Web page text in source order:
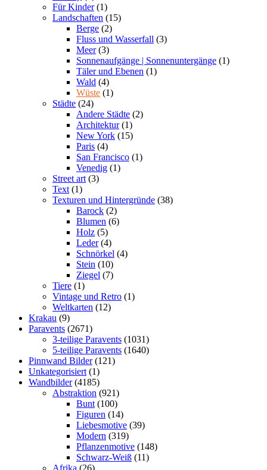
Für Kinder (1)
Landschaften (15)
Berge (2)
Fluss und Wasserfall (3)
Meer (3)
Sonnenaufgänge | Sonnenuntergänge (1)
Täler und Ebenen (1)
Wald (4)
Wüste (1)
Städte (24)
Andere Städte (2)
Architektur (1)
New York (15)
Paris (4)
San Francisco (1)
Venedig (1)
Street art (3)
Text (1)
Texturen und Hintergründe (38)
Barock (2)
Blumen (6)
Holz (5)
Leder (4)
Schnörkel (4)
Stein (10)
Ziegel (7)
Tiere (1)
Vintage und Retro (1)
Weltkarten (12)
Krakau (9)
Paravents (2671)
3-teilige Paravents (1031)
5-teilige Paravents (1640)
Pinnwand Bilder (121)
Unkategorisiert (1)
Wandbilder (4185)
Abstraktion (921)
Bunt (100)
Figuren (14)
Liebesmotive (39)
Modern (319)
Pflanzenmotive (148)
Schwarz-Weiß (11)